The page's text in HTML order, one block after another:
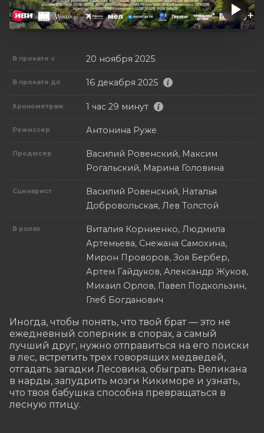
В прокате с 20 ноября 2025
В прокате до 16 декабря 2025
Хронометраж 1 час 29 минут
Режиссер Антонина Руже
Продюсер
Василий Ровенский, Максим
Рогальский, Марина Головина
Сценарист
Василий Ровенский, Наталья
Добровольская, Лев Толстой
В ролях
Виталия Корниенко, Людмила
Артемьева, Снежана Самохина,
Мирон Проворов, Зоя Бербер,
Артем Гайдуков, Александр Жуков,
Михаил Орлов, Павел Подкользин,
Глеб Богданович
Иногда, чтобы понять, что твой брат — это не
ежедневный соперник в спорах, а самый
лучший друг, нужно отправиться на его поиски
в лес, встретить трех говорящих медведей,
отгадать загадки Лесовика, обыграть Великана
в нарды, запудрить мозги Кикиморе и узнать,
что твоя бабушка способна превращаться в
лесную птицу.